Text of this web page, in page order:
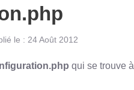
le : 24 Août 2012
qui se trouve à